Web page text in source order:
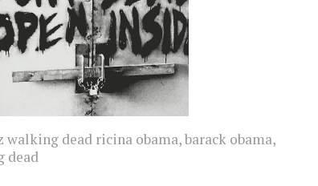
walking dead ricina obama,barack obama,
dead